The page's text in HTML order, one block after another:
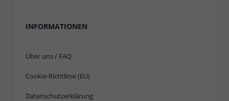
INFORMATIONEN
Über uns / FAQ
Cookie-Richtlinie (EU)
Datenschutzerklärung